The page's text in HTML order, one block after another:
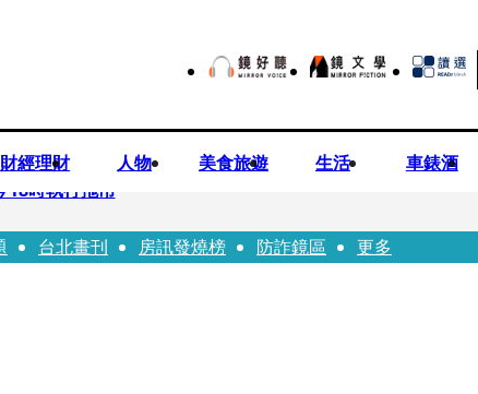
財經理財 人物 美食旅遊 生活 車錶酒
時執行拖吊
白「爸爸I LOVE YOU」 驚喜林志玲同步曝光父親節「披
台北畫刊 房訊發燒榜 防詐鏡區 更多